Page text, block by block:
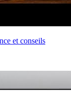
et conseils